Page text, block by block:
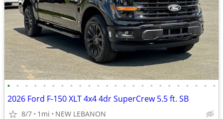
• • • • • • • • • • • • • • • • • • • • • • • •
2026 Ford F-150 XLT 4x4 4dr SuperCrew 5.5 ft. SB
8/7 1mi NEW LEBANON